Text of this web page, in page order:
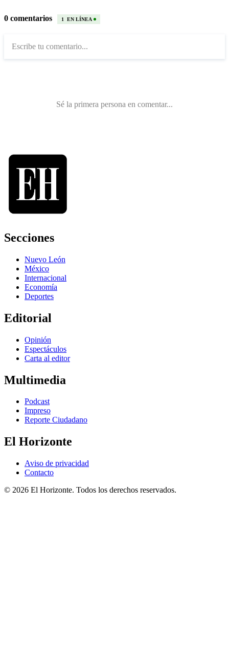
Secciones
Nuevo León
México
Internacional
Economía
Deportes
Editorial
Opinión
Espectáculos
Carta al editor
Multimedia
Podcast
Impreso
Reporte Ciudadano
El Horizonte
Aviso de privacidad
Contacto
© 2026 El Horizonte. Todos los derechos reservados.